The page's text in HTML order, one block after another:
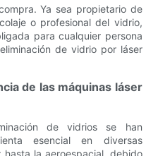
Ya sea propietario de
o profesional del vidrio,
para cualquier persona
de vidrio por láser
de las máquinas láser
de vidrios se han
esencial en diversas
la aeroespacial, debido